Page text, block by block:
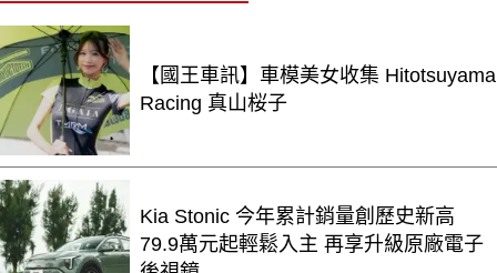
【國王車訊】車模美女收集 Hitotsuyama
Racing 真山桜子
Kia Stonic 今年累計銷量創歷史新高
79.9萬元起輕鬆入主 再享升級原廠電子